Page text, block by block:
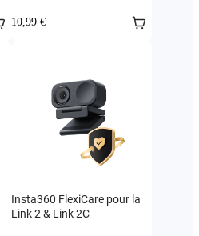
10,99 €
Insta360 FlexiCare pour la
Link 2 & Link 2C